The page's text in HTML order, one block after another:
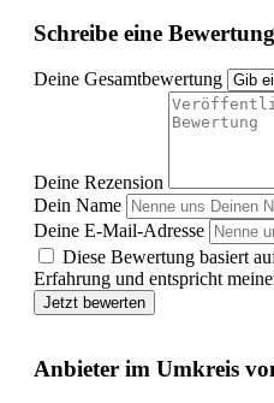
Schreibe eine Bewertung
Deine Gesamtbewertung
Deine Rezension
Dein Name
Deine E-Mail-Adresse
Diese Bewertung basiert
Erfahrung und entspricht
Jetzt bewerten
Anbieter im Umkreis